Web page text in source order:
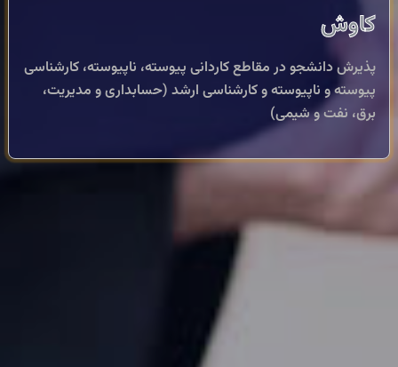
کاوش
پذیرش دانشجو در مقاطع کاردانی پیوسته، ناپیوسته، کارشناسی
پیوسته و ناپیوسته و کارشناسی ارشد (حسابداری و مدیریت،
برق، نفت و شیمی)